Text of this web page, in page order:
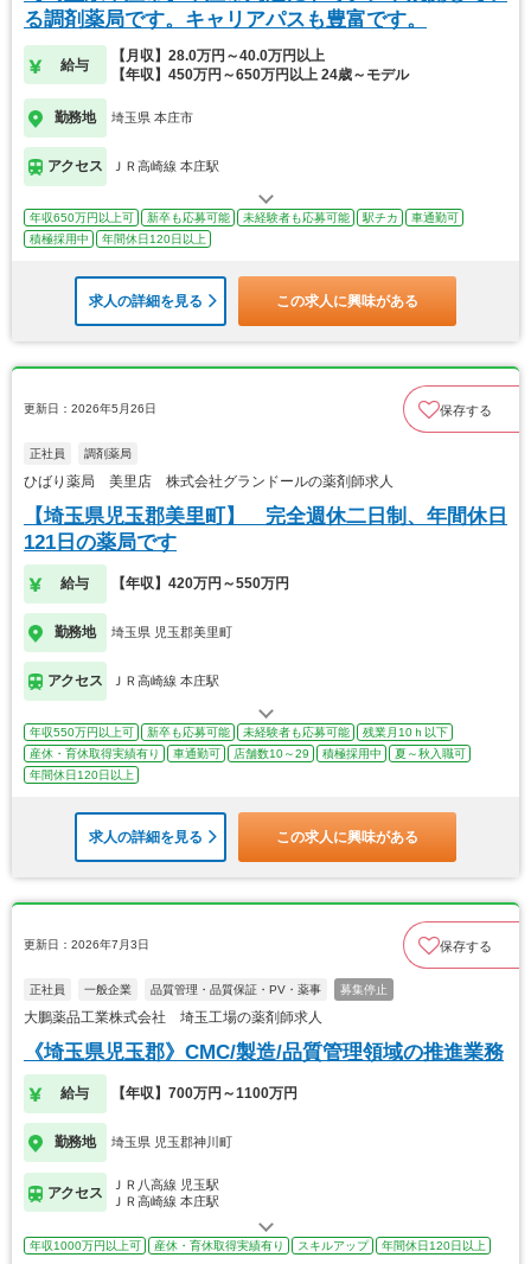
る調剤薬局です。キャリアパスも豊富です。
給与
【月収】28.0万円～40.0万円以上
【年収】450万円～650万円以上 24歳～モデル
勤務地 埼玉県 本庄市
アクセス ＪＲ高崎線 本庄駅
年収650万円以上可 新卒も応募可能 未経験者も応募可能 駅チカ
車通勤可
積極採用中
年間休日120日以上
求人の詳細を見る この求人に興味がある
更新日：2026年5月26日 保存する
正社員 調剤薬局
ひばり薬局 美里店 株式会社グランドールの薬剤師求人
【埼玉県児玉郡美里町】 完全週休二日制、年間休日
121日の薬局です
給与 【年収】420万円～550万円
勤務地 埼玉県 児玉郡美里町
アクセス ＪＲ高崎線 本庄駅
年収550万円以上可 新卒も応募可能 未経験者も応募可能
残業月10ｈ以下
産休・育休取得実績有り
車通勤可 店舗数10～29 積極採用中
夏～秋入職可
年間休日120日以上
求人の詳細を見る この求人に興味がある
更新日：2026年7月3日 保存する
正社員 一般企業 品質管理・品質保証・PV・薬事 募集停止
大鵬薬品工業株式会社 埼玉工場の薬剤師求人
《埼玉県児玉郡》CMC/製造/品質管理領域の推進業務
給与 【年収】700万円～1100万円
勤務地 埼玉県 児玉郡神川町
アクセス
ＪＲ八高線 児玉駅
ＪＲ高崎線 本庄駅
年収1000万円以上可 産休・育休取得実績有り スキルアップ 年間休日120日以上